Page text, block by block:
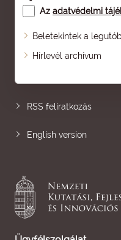
Az adatvédelmi
Beletekintek a
Hírlevél archívum
Oldaltérkép
RSS feliratkozás
English version